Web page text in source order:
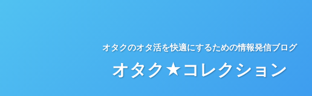
オタクのオタ活を快適にするための情報発信ブログ
オタク★コレクション